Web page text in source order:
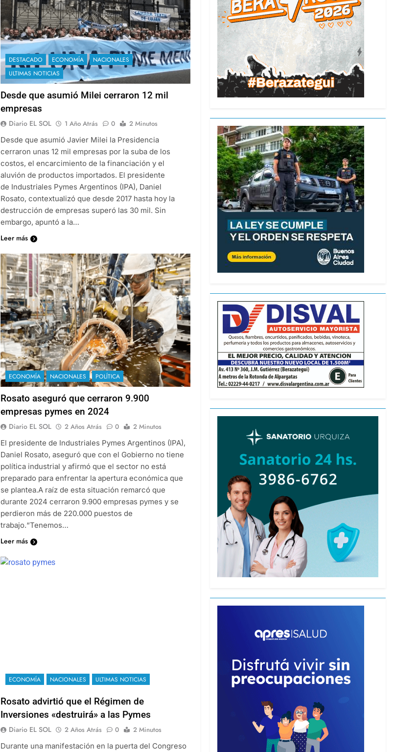
DESTACADO ECONOMÍA
NACIONALES
ULTIMAS NOTICIAS
Desde que asumió Milei cerraron 12 mil
empresas
Diario EL SOL 1 Año Atrás 0
2 Minutos
Desde que asumió Javier Milei la Presidencia
cerraron unas 12 mil empresas por la suba de los
costos, el encarcimiento de la financiación y el
aluvión de productos importados. El presidente
de Industriales Pymes Argentinos (IPA), Daniel
Rosato, contextualizó que desde 2017 hasta hoy la
destrucción de empresas superó las 30 mil. Sin
embargo, apuntó a la…
Leer más
ECONOMÍA NACIONALES POLÍTICA
Rosato aseguró que cerraron 9.900
empresas pymes en 2024
Diario EL SOL 2 Años Atrás 0
2 Minutos
El presidente de Industriales Pymes Argentinos (IPA),
Daniel Rosato, aseguró que con el Gobierno no tiene
política industrial y afirmó que el sector no está
preparado para enfrentar la apertura económica que
se plantea.A raíz de esta situación remarcó que
durante 2024 cerraron 9.900 empresas pymes y se
perdieron más de 220.000 puestos de
trabajo.“Tenemos…
Leer más
ECONOMÍA NACIONALES ULTIMAS NOTICIAS
Rosato advirtió que el Régimen de
Inversiones «destruirá» a las Pymes
Diario EL SOL 2 Años Atrás 0
2 Minutos
Durante una manifestación en la puerta del Congreso